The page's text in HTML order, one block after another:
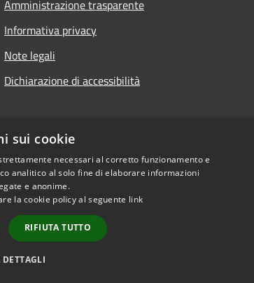
Amministrazione trasparente
Informativa privacy
Note legali
Dichiarazione di accessibilità
Copyright © 2026 • Comune di Brembate • Powered by
sui cookie
necessari al corretto funzionamento e
analitico al solo fine di elaborare informazioni
e anonime.
la cookie policy al seguente link
RIFIUTA TUTTO
DETTAGLI